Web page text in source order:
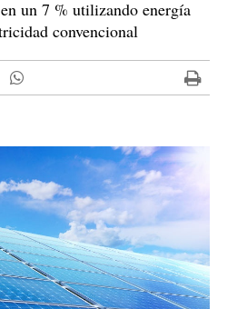
un 7 % utilizando energía
convencional